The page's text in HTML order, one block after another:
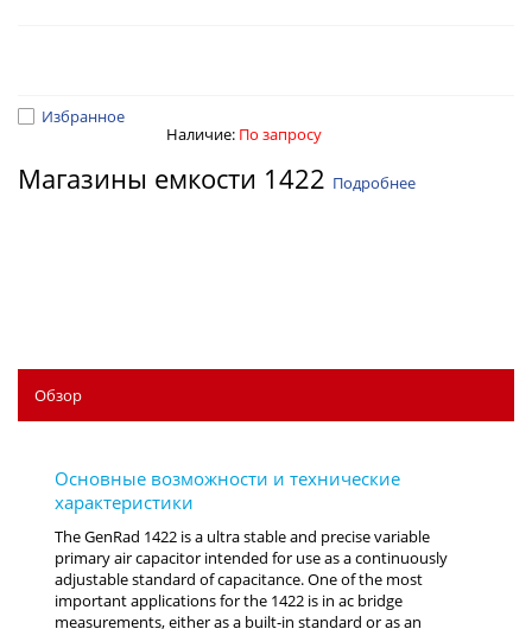
Избранное
Наличие: По запросу
Магазины емкости 1422 Подробнее
Обзор